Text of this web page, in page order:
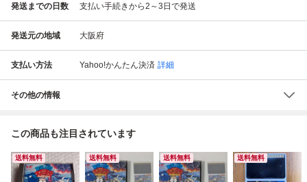
発送までの日数 支払い手続きから2～3日で発送
発送元の地域 大阪府
支払い方法 Yahoo!かんたん決済 詳細
その他の情報
この商品も注目されています
送料無料 送料無料 送料無料 送料無料